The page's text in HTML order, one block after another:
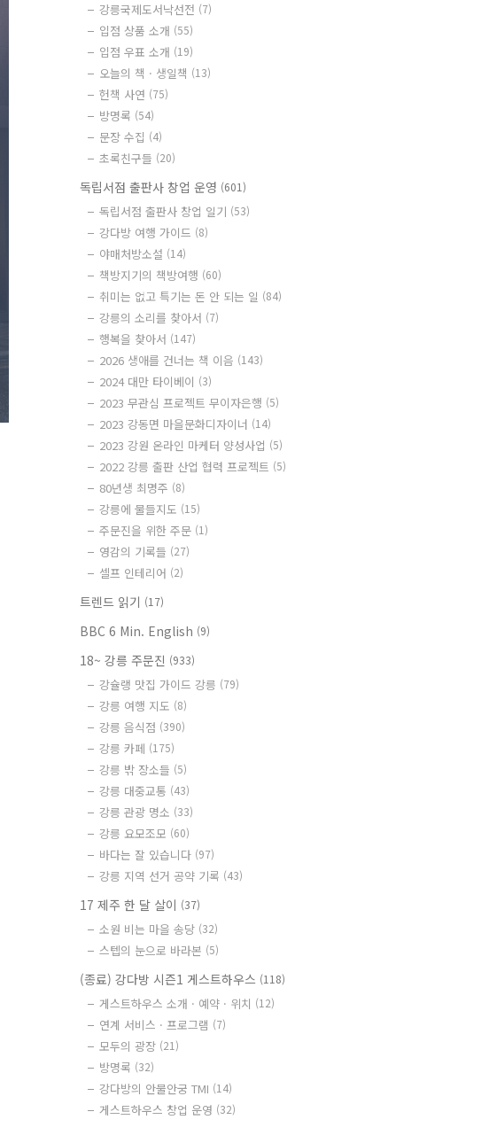
강릉국제도서낙선전 (7)
입점 상품 소개 (55)
입점 우표 소개 (19)
오늘의 책 · 생일책 (13)
헌책 사연 (75)
방명록 (54)
문장 수집 (4)
초록친구들 (20)
독립서점 출판사 창업 운영 (601)
독립서점 출판사 창업 일기 (53)
강다방 여행 가이드 (8)
야매처방소설 (14)
책방지기의 책방여행 (60)
취미는 없고 특기는 돈 안 되는 일 (84)
강릉의 소리를 찾아서 (7)
행복을 찾아서 (147)
2026 생애를 건너는 책 이음 (143)
2024 대만 타이베이 (3)
2023 무관심 프로젝트 무이자은행 (5)
2023 강동면 마을문화디자이너 (14)
2023 강원 온라인 마케터 양성사업 (5)
2022 강릉 출판 산업 협력 프로젝트 (5)
80년생 최명주 (8)
강릉에 물들지도 (15)
주문진을 위한 주문 (1)
영감의 기록들 (27)
셀프 인테리어 (2)
트렌드 읽기 (17)
BBC 6 Min. English (9)
18~ 강릉 주문진 (933)
강슐랭 맛집 가이드 강릉 (79)
강릉 여행 지도 (8)
강릉 음식점 (390)
강릉 카페 (175)
강릉 밖 장소들 (5)
강릉 대중교통 (43)
강릉 관광 명소 (33)
강릉 요모조모 (60)
바다는 잘 있습니다 (97)
강릉 지역 선거 공약 기록 (43)
17 제주 한 달 살이 (37)
소원 비는 마을 송당 (32)
스텝의 눈으로 바라본 (5)
(종료) 강다방 시즌1 게스트하우스 (118)
게스트하우스 소개 · 예약 · 위치 (12)
연계 서비스 · 프로그램 (7)
모두의 광장 (21)
방명록 (32)
강다방의 안물안궁 TMI (14)
게스트하우스 창업 운영 (32)